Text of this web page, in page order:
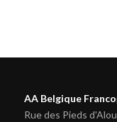
AA Belgique
Rue des Pieds